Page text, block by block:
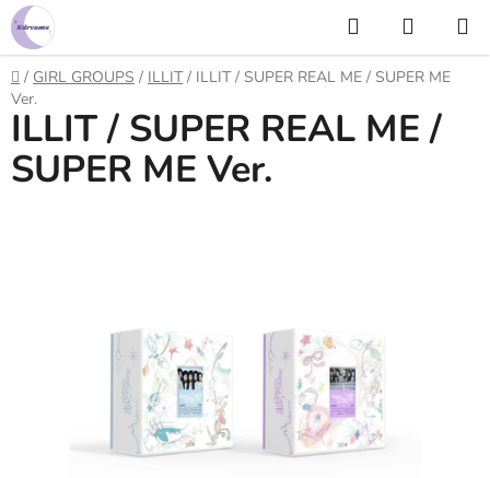
Prejsť
na
obsah
Hľadať
KOŠÍK
Domov
/ GIRL GROUPS / ILLIT / ILLIT / SUPER REAL ME / SUPER ME
Ver.
ILLIT / SUPER REAL ME /
SUPER ME Ver.